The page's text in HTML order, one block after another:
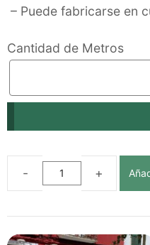
– Puede fabricarse en
Cantidad de Metros